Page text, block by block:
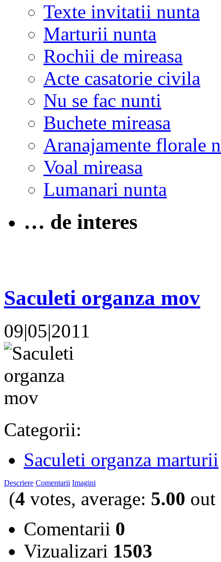
Texte invitatii nunta
Marturii nunta
Rochii de mireasa
Acte casatorie civila
Nu se fac nunti
Buchete mireasa
Aranajamente florale
Voal mireasa
Lumanari nunta
… de interes
Saculeti organza mov
09|05|2011
Categorii:
Saculeti organza marturii
Descriere Comentarii Imagini
(4 votes, average: 5.00 out
Comentarii 0
Vizualizari 1503